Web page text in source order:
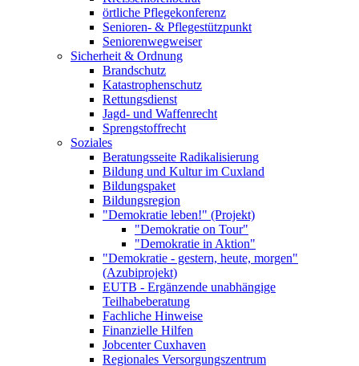
örtliche Pflegekonferenz
Senioren- & Pflegestützpunkt
Seniorenwegweiser
Sicherheit & Ordnung
Brandschutz
Katastrophenschutz
Rettungsdienst
Jagd- und Waffenrecht
Sprengstoffrecht
Soziales
Beratungsseite Radikalisierung
Bildung und Kultur im Cuxland
Bildungspaket
Bildungsregion
"Demokratie leben!" (Projekt)
"Demokratie on Tour"
"Demokratie in Aktion"
"Demokratie - gestern, heute, morgen"
(Azubiprojekt)
EUTB - Ergänzende unabhängige
Teilhabeberatung
Fachliche Hinweise
Finanzielle Hilfen
Jobcenter Cuxhaven
Regionales Versorgungszentrum